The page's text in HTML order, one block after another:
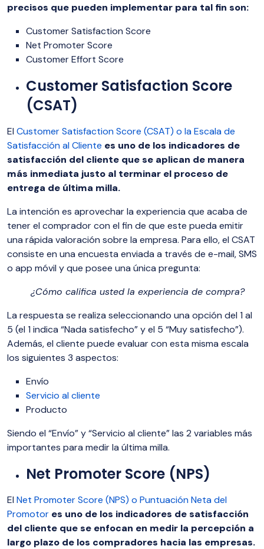
precisos que pueden implementar para tal fin son:
Customer Satisfaction Score
Net Promoter Score
Customer Effort Score
Customer Satisfaction Score
(CSAT)
El Customer Satisfaction Score (CSAT) o la Escala de
Satisfacción al Cliente es uno de los indicadores de
satisfacción del cliente que se aplican de manera
más inmediata justo al terminar el proceso de
entrega de última milla.
La intención es aprovechar la experiencia que acaba de
tener el comprador con el fin de que este pueda emitir
una rápida valoración sobre la empresa. Para ello, el CSAT
consiste en una encuesta enviada a través de e-mail, SMS
o app móvil y que posee una única pregunta:
¿Cómo califica usted la experiencia de compra?
La respuesta se realiza seleccionando una opción del 1 al
5 (el 1 indica “Nada satisfecho” y el 5 “Muy satisfecho”).
Además, el cliente puede evaluar con esta misma escala
los siguientes 3 aspectos:
Envío
Servicio al cliente
Producto
Siendo el “Envío” y “Servicio al cliente” las 2 variables más
importantes para medir la última milla.
Net Promoter Score (NPS)
El Net Promoter Score (NPS) o Puntuación Neta del
Promotor es uno de los indicadores de satisfacción
del cliente que se enfocan en medir la percepción a
largo plazo de los compradores hacia las empresas.